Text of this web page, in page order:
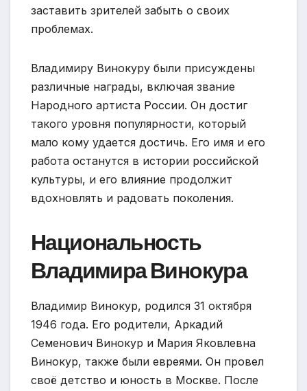
заставить зрителей забыть о своих
проблемах.
Владимиру Винокуру были присуждены
различные награды, включая звание
Народного артиста России. Он достиг
такого уровня популярности, который
мало кому удается достичь. Его имя и его
работа останутся в истории российской
культуры, и его влияние продолжит
вдохновлять и радовать поколения.
Национальность
Владимира Винокура
Владимир Винокур, родился 31 октября
1946 года. Его родители, Аркадий
Семенович Винокур и Мария Яковлевна
Винокур, также были евреями. Он провел
своё детство и юность в Москве. После